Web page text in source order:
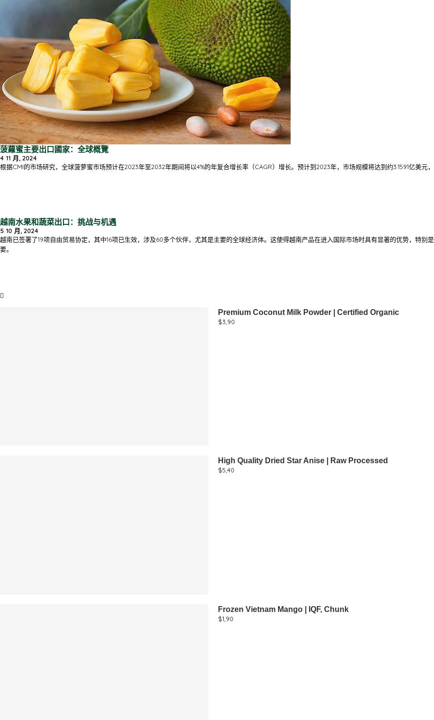
菠蘿蜜主要出口國家：全球概覽
4 11 月, 2024
根据CMI的市场研究，全球菠萝蜜市场预计在2023年至2032年期间将以4%的年复合增长率（CAGR）增长。预计到2023年，市场规模将达到约3.1591亿美元
越南水果和蔬菜出口：挑战与机遇
5 10 月, 2024
越南已签署了19项自由贸易协定，其中16项已生效，涉及60多个伙伴，尤其是主要的全球经济体。这使得越南产品在进入国际市场时具有显著的优势，特
要。
Premium Coconut Milk Powder | Certified Organic
$3,90
High Quality Dried Star Anise | Raw Processed
$5,40
Frozen Vietnam Mango | IQF, Chunk
$1,90